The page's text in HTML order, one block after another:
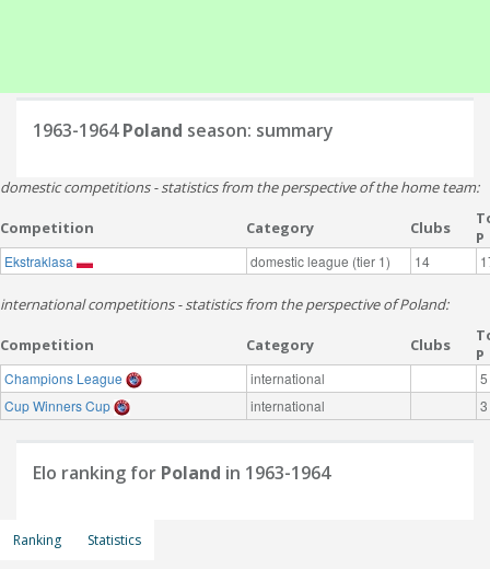
1963-1964Poland season: summary
domestic competitions - statistics from the perspective of the home team:
Competition Category Clubs
P
Ekstraklasa domestic league (tier 1) 14
international competitions - statistics from the perspective of Poland:
Competition Category Clubs
P
Champions League international
5
Cup Winners Cup
international 3
Elo ranking for Poland in 1963-1964
Ranking Statistics